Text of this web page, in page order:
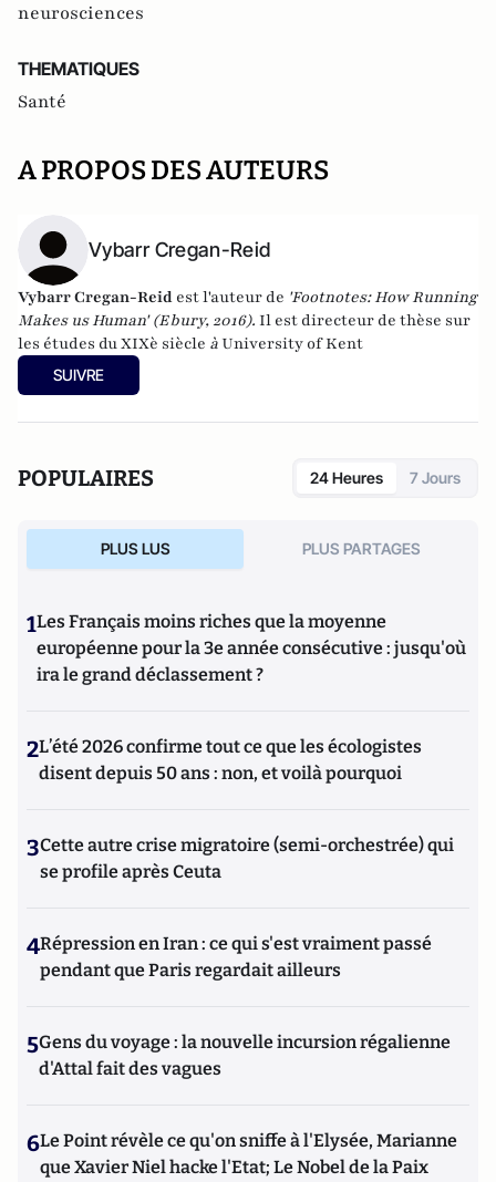
neurosciences
THEMATIQUES
Santé
A PROPOS DES AUTEURS
Vybarr Cregan-Reid
Vybarr Cregan-Reid est l'auteur de 'Footnotes: How Running
Makes us Human' (Ebury, 2016). Il est directeur de thèse sur
les études du XIXè siècle à University of Kent
SUIVRE
POPULAIRES 24 Heures 7 Jours
PLUS LUS PLUS PARTAGES
1Les Français moins riches que la moyenne
européenne pour la 3e année consécutive : jusqu'où
ira le grand déclassement ?
2L’été 2026 confirme tout ce que les écologistes
disent depuis 50 ans : non, et voilà pourquoi
3Cette autre crise migratoire (semi-orchestrée) qui
se profile après Ceuta
4Répression en Iran : ce qui s'est vraiment passé
pendant que Paris regardait ailleurs
5Gens du voyage : la nouvelle incursion régalienne
d'Attal fait des vagues
6Le Point révèle ce qu'on sniffe à l'Elysée, Marianne
que Xavier Niel hacke l'Etat; Le Nobel de la Paix